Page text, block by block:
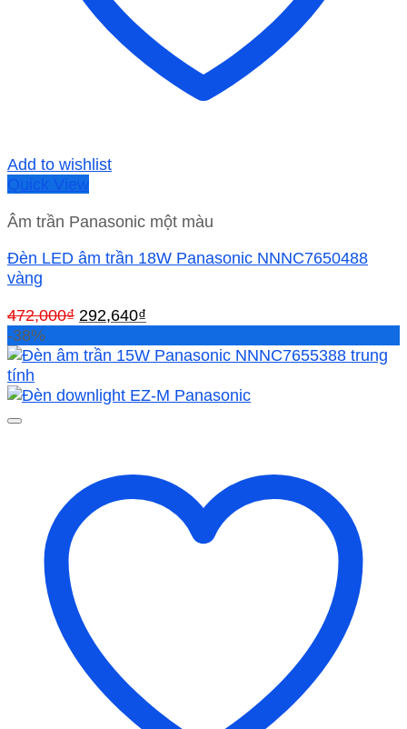
Add to wishlist
Quick View
Âm trần Panasonic một màu
Đèn LED âm trần 18W Panasonic NNNC7650488
vàng
472,000₫ Giá
là:
292,640₫
tại
292,640₫.
-38%